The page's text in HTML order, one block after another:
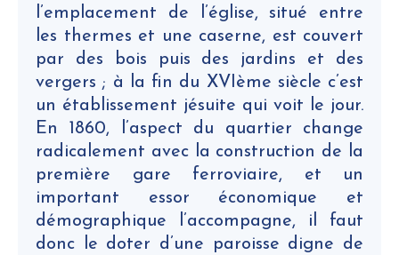
l’emplacement de l’église, situé entre
les thermes et une caserne, est couvert
par des bois puis des jardins et des
vergers ; à la fin du XVIème siècle c’est
un établissement jésuite qui voit le jour.
En 1860, l’aspect du quartier change
radicalement avec la construction de la
première gare ferroviaire, et un
important essor économique et
démographique l’accompagne, il faut
donc le doter d’une paroisse digne de